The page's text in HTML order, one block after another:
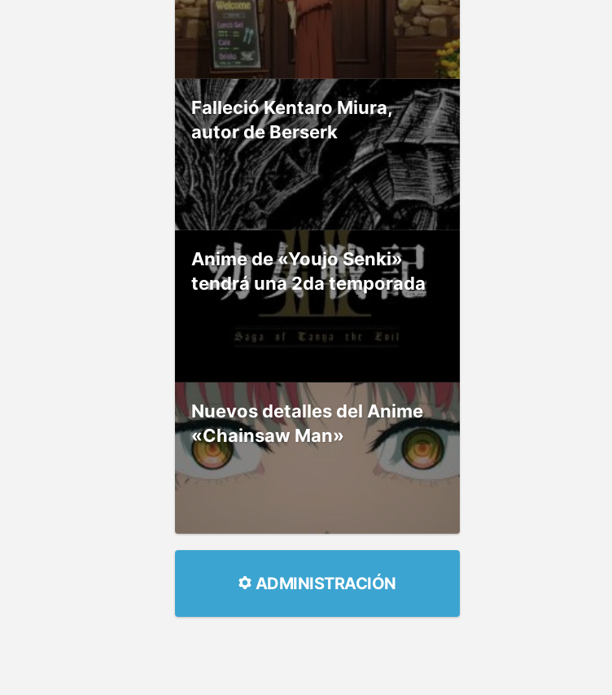
Falleció Kentaro Miura,
autor de Berserk
Anime de «Youjo Senki»
tendrá una 2da temporada
Nuevos detalles del Anime
«Chainsaw Man»
ADMINISTRACIÓN